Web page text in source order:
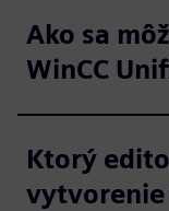
Ako sa
WinCC
Ktorý